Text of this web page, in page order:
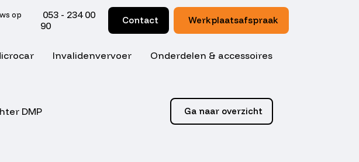
op
053 - 234 00
90
Contact Werkplaatsafspraak
Invalidenvervoer Onderdelen & accessoires
DMP Ga naar overzicht